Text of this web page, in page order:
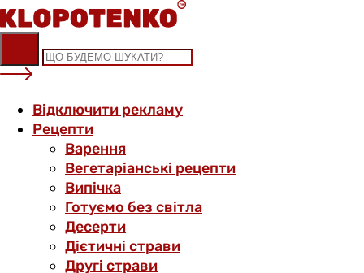
Skip
to
content
Відключити рекламу
Рецепти
Варення
Вегетаріанські рецепти
Випічка
Готуємо без світла
Десерти
Дієтичні страви
Другі страви